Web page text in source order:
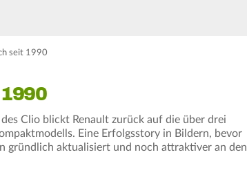
seit 1990
Clio blickt Renault zurück auf die über drei
Eine Erfolgsstory in Bildern, bevor
gründlich aktualisiert und noch attraktiver an den